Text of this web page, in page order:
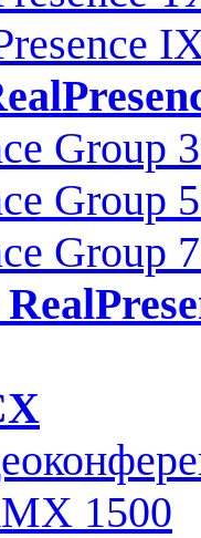
Group
Group
Group
1500